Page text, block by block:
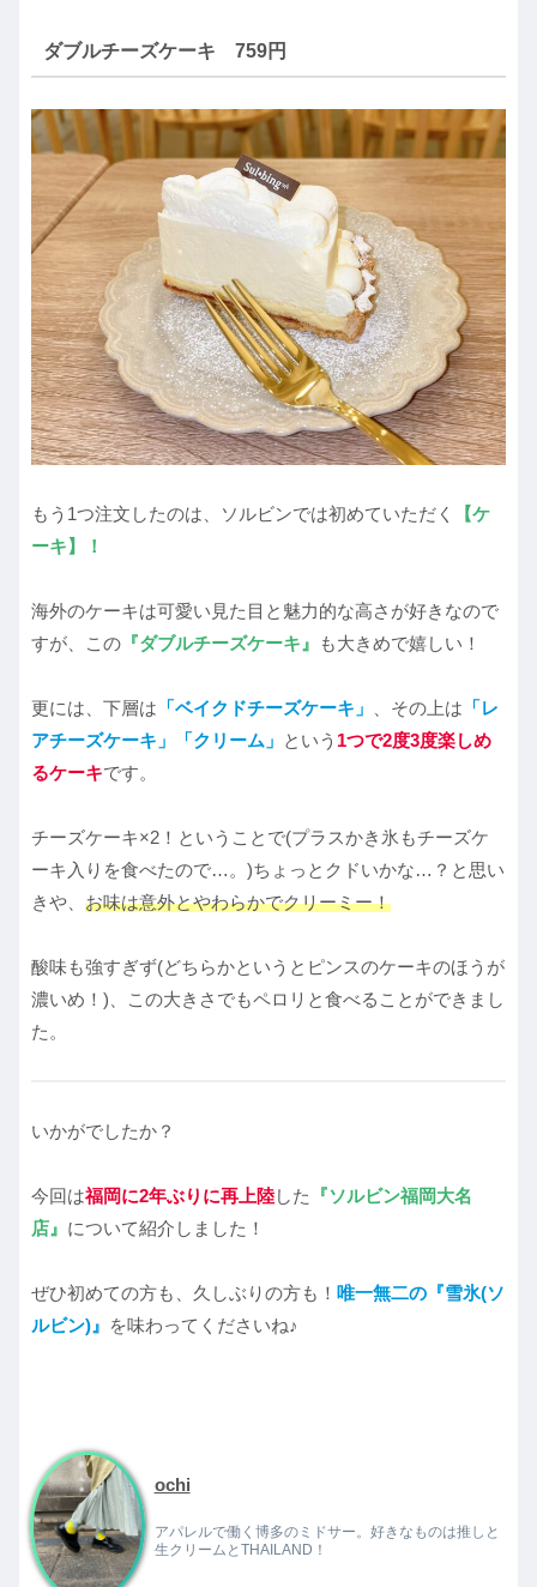
ダブルチーズケーキ 759円
もう1つ注文したのは、ソルビンでは初めていただく
【ケ
ーキ】！
海外のケーキは可愛い見た目と魅力的な高さが好きなので
すが、この 『ダブルチーズケーキ』 も大きめで嬉しい！
更には、下層は 「ベイクドチーズケーキ」 、その上は 「レ
アチーズケーキ」「クリーム」 という 1つで2度3度楽しめ
るケーキです。
チーズケーキ×2！ということで(プラスかき氷もチーズケ
ーキ入りを食べたので…。)ちょっとクドいかな…？と思い
きや、 お味は意外とやわらかでクリーミー！
酸味も強すぎず(どちらかというとピンスのケーキのほうが
濃いめ！)、この大きさでもペロリと食べることができまし
た。
いかがでしたか？
今回は福岡に2年ぶりに再上陸した
『ソルビン福岡大名
店』 について紹介しました！
ぜひ初めての方も、久しぶりの方も！ 唯一無二の『雪氷(ソ
ルビン)』 を味わってくださいね♪
ochi
アパレルで働く博多のミドサー。好きなものは推しと
生クリームとTHAILAND！